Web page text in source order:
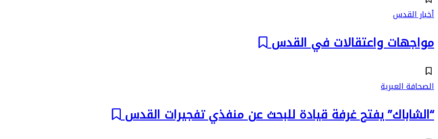
أخبار القدس
مواجهات واعتقالات في القدس
الصحافة العبرية
“الشاباك” يفتح غرفة قيادة للبحث عن منفذي تفجيرات القدس